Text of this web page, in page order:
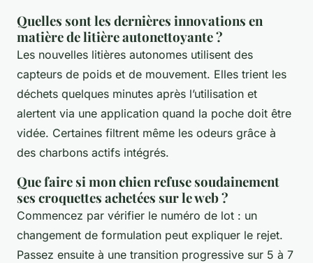
Quelles sont les dernières innovations en
matière de litière autonettoyante ?
Les nouvelles litières autonomes utilisent des
capteurs de poids et de mouvement. Elles trient les
déchets quelques minutes après l’utilisation et
alertent via une application quand la poche doit être
vidée. Certaines filtrent même les odeurs grâce à
des charbons actifs intégrés.
Que faire si mon chien refuse soudainement
ses croquettes achetées sur le web ?
Commencez par vérifier le numéro de lot : un
changement de formulation peut expliquer le rejet.
Passez ensuite à une transition progressive sur 5 à 7